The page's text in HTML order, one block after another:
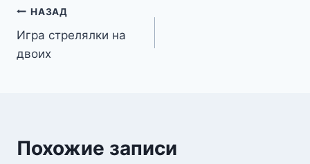
Навигация
по
НАЗАД
Игра стрелялки на
двоих
Похожие записи